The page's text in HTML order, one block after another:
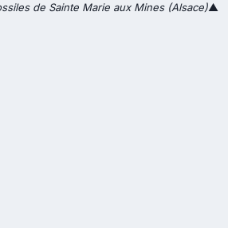
de Sainte Marie aux Mines (Alsace)▲